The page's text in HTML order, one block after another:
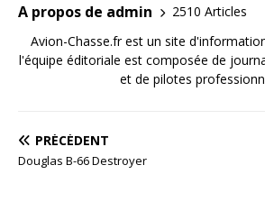
A propos de admin
2510 Articles
Avion-Chasse.fr est un site
l'équipe éditoriale est composée de
et de pilotes
PRÉCÉDENT
Douglas B-66 Destroyer